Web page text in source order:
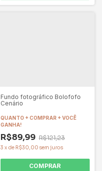
Fundo fotográfico Bolofofo
Cenário
QUANTO + COMPRAR + VOCÊ
GANHA!
R$89,99 R$121,23
3 x de R$30,00 sem juros
COMPRAR